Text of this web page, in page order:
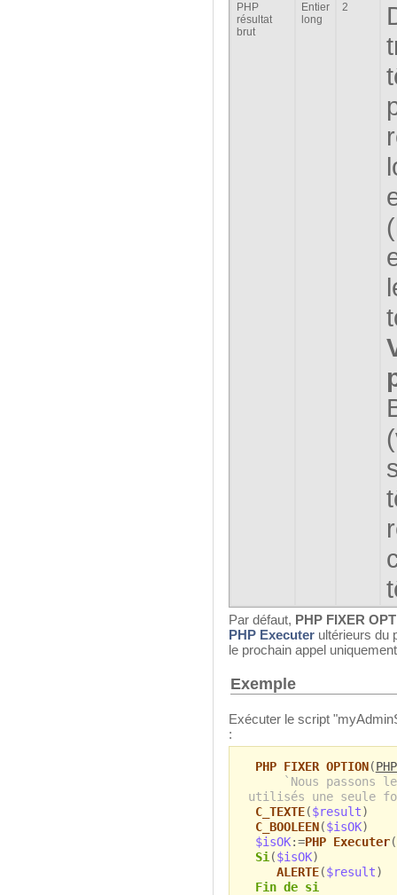
PHP
résultat
brut
Entier
long
2
Par défaut, PHP FIXER
PHP Executer ultérieurs du
le prochain appel
Exemple
Exécuter le script
:
PHP FIXER OPTION(
`Nous passons
utilisés une seule
C_TEXTE($result)
C_BOOLEEN($isOK)
$isOK:=PHP Executer
Si ($isOK)
ALERTE($result)
Fin de si